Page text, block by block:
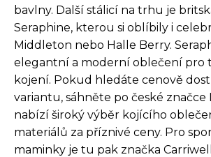
bavlny. Další stálicí na trhu je
Seraphine, kterou si oblíbily i
Middleton nebo Halle Berry.
elegantní a moderní oblečení pro
kojení. Pokud hledáte cenově
variantu, sáhněte po české značce
nabízí široký výběr kojícího
materiálů za příznivé ceny. Pro
maminky je tu pak značka